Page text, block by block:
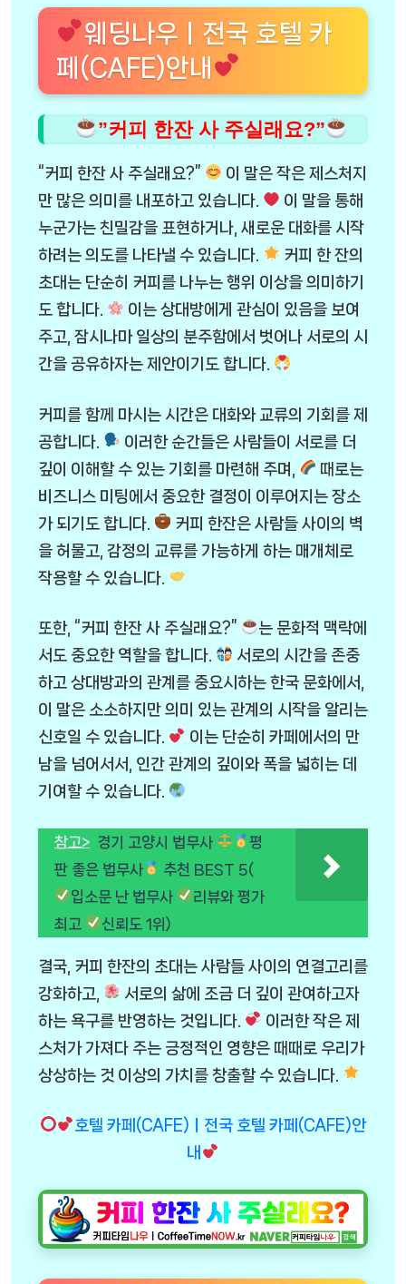
웨딩나우ㅣ전국 호텔 카
페(CAFE)안내
”커피 한잔 사 주실래요?”
“커피 한잔 사 주실래요?”
이 말은 작은 제스처지
만 많은 의미를 내포하고 있습니다.
이 말을 통해
누군가는 친밀감을 표현하거나, 새로운 대화를 시작
하려는 의도를 나타낼 수 있습니다.
커피 한 잔의
초대는 단순히 커피를 나누는 행위 이상을 의미하기
도 합니다.
이는 상대방에게 관심이 있음을 보여
주고, 잠시나마 일상의 분주함에서 벗어나 서로의 시
간을 공유하자는 제안이기도 합니다.
커피를 함께 마시는 시간은 대화와 교류의 기회를 제
공합니다.
이러한 순간들은 사람들이 서로를 더
깊이 이해할 수 있는 기회를 마련해 주며,
때로는
비즈니스 미팅에서 중요한 결정이 이루어지는 장소
가 되기도 합니다.
커피 한잔은 사람들 사이의 벽
을 허물고, 감정의 교류를 가능하게 하는 매개체로
작용할 수 있습니다.
또한, “커피 한잔 사 주실래요?”
는 문화적 맥락에
서도 중요한 역할을 합니다.
서로의 시간을 존중
하고 상대방과의 관계를 중요시하는 한국 문화에서,
이 말은 소소하지만 의미 있는 관계의 시작을 알리는
신호일 수 있습니다.
이는 단순히 카페에서의 만
남을 넘어서서, 인간 관계의 깊이와 폭을 넓히는 데
기여할 수 있습니다.
참고> 경기 고양시 법무사
평
판 좋은 법무사
추천 BEST 5(
입소문 난 법무사
리뷰와 평가
최고
신뢰도 1위)
결국, 커피 한잔의 초대는 사람들 사이의 연결고리를
강화하고,
서로의 삶에 조금 더 깊이 관여하고자
하는 욕구를 반영하는 것입니다.
이러한 작은 제
스처가 가져다 주는 긍정적인 영향은 때때로 우리가
상상하는 것 이상의 가치를 창출할 수 있습니다.
호텔 카페(CAFE)ㅣ전국 호텔 카페(CAFE)안
내